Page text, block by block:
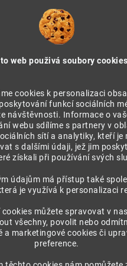
web použivá soubory cookies
cookies k personalizaci
funkcí sociálních
návštěvnosti. Informace o
webu sdílíme s partnery v
sítí a analytiky, kteří je
s dalšími údaji, jež jim
získali při používání svých
údajům má přístup také
je využívá k personalizaci
cookies můžete spravovat v
všechny, povolit nebo
a marketingové cookies či
preference.
Prohlášení o používání
REGÁLY
Police kovová 800x200